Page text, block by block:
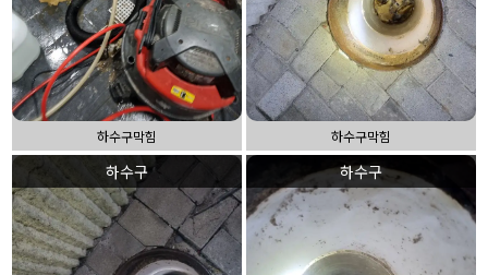
하수구막힘 하수구막힘
하수구 하수구